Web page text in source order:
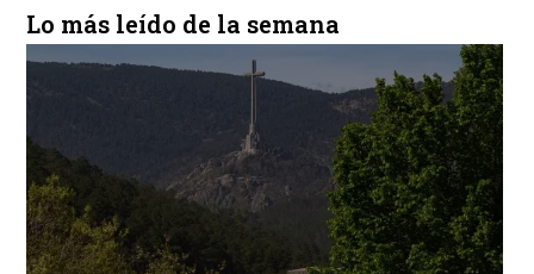
Lo más leído de la semana